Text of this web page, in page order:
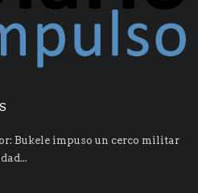
Bukele impuso un cerco militar